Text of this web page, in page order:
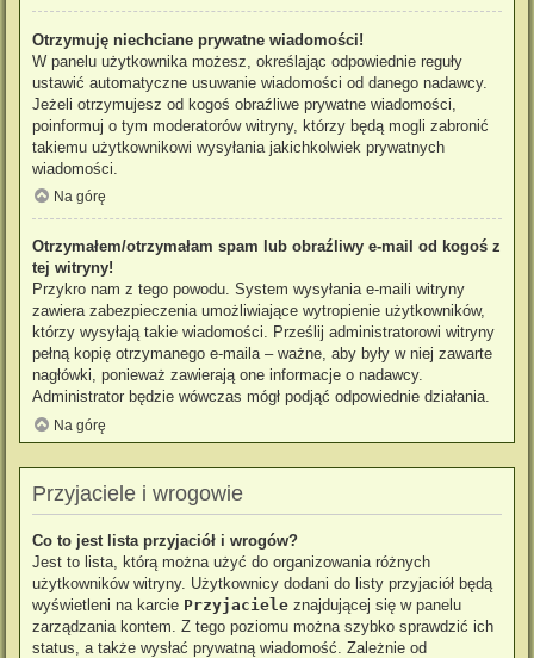
Otrzymuję niechciane prywatne wiadomości!
W panelu użytkownika możesz, określając odpowiednie reguły
ustawić automatyczne usuwanie wiadomości od danego nadawcy.
Jeżeli otrzymujesz od kogoś obraźliwe prywatne wiadomości,
poinformuj o tym moderatorów witryny, którzy będą mogli zabronić
takiemu użytkownikowi wysyłania jakichkolwiek prywatnych
wiadomości.
Na górę
Otrzymałem/otrzymałam spam lub obraźliwy e-mail od kogoś z
tej witryny!
Przykro nam z tego powodu. System wysyłania e-maili witryny
zawiera zabezpieczenia umożliwiające wytropienie użytkowników,
którzy wysyłają takie wiadomości. Prześlij administratorowi witryny
pełną kopię otrzymanego e-maila – ważne, aby były w niej zawarte
nagłówki, ponieważ zawierają one informacje o nadawcy.
Administrator będzie wówczas mógł podjąć odpowiednie działania.
Na górę
Przyjaciele i wrogowie
Co to jest lista przyjaciół i wrogów?
Jest to lista, którą można użyć do organizowania różnych
użytkowników witryny. Użytkownicy dodani do listy przyjaciół będą
wyświetleni na karcie Przyjaciele znajdującej się w panelu
zarządzania kontem. Z tego poziomu można szybko sprawdzić ich
status, a także wysłać prywatną wiadomość. Zależnie od